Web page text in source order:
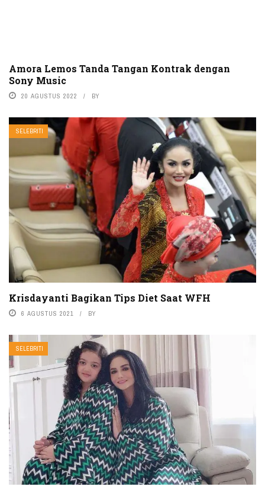
Amora Lemos Tanda Tangan Kontrak dengan
Sony Music
20 AGUSTUS 2022 BY
SELEBRITI
Krisdayanti Bagikan Tips Diet Saat WFH
6 AGUSTUS 2021 BY
SELEBRITI